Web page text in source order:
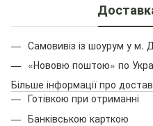
Самовивіз із шоурум у м.
«Нововю поштою» по
Більше інформації про
Готівкою при отриманні
Банківською карткою